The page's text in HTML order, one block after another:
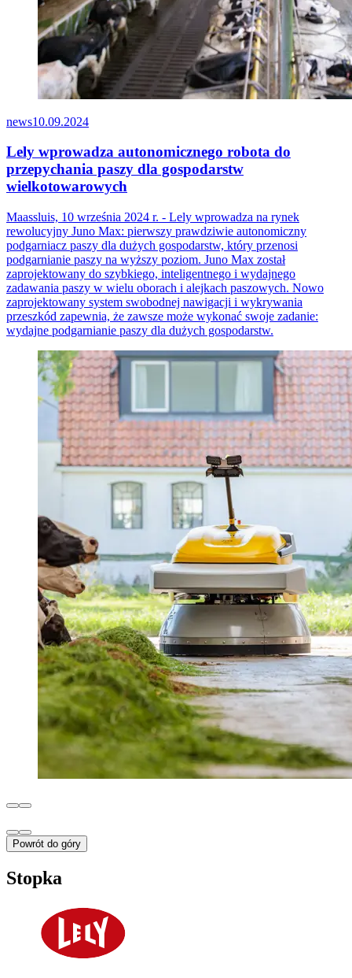
news10.09.2024
Lely wprowadza autonomicznego robota do
przepychania paszy dla gospodarstw
wielkotowarowych
Maassluis, 10 września 2024 r. - Lely wprowadza na rynek
rewolucyjny Juno Max: pierwszy prawdziwie autonomiczny
podgarniacz paszy dla dużych gospodarstw, który przenosi
podgarnianie paszy na wyższy poziom. Juno Max został
zaprojektowany do szybkiego, inteligentnego i wydajnego
zadawania paszy w wielu oborach i alejkach paszowych. Nowo
zaprojektowany system swobodnej nawigacji i wykrywania
przeszkód zapewnia, że zawsze może wykonać swoje zadanie:
wydajne podgarnianie paszy dla dużych gospodarstw.
Powrót do góry
Stopka